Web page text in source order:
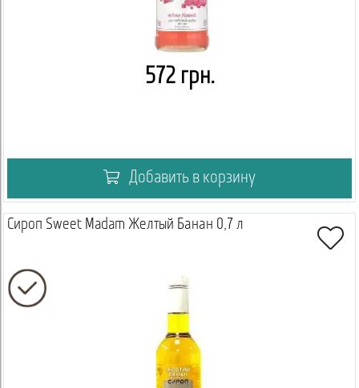
572 грн.
Добавить в корзину
Сироп Sweet Madam Желтый Банан 0,7 л